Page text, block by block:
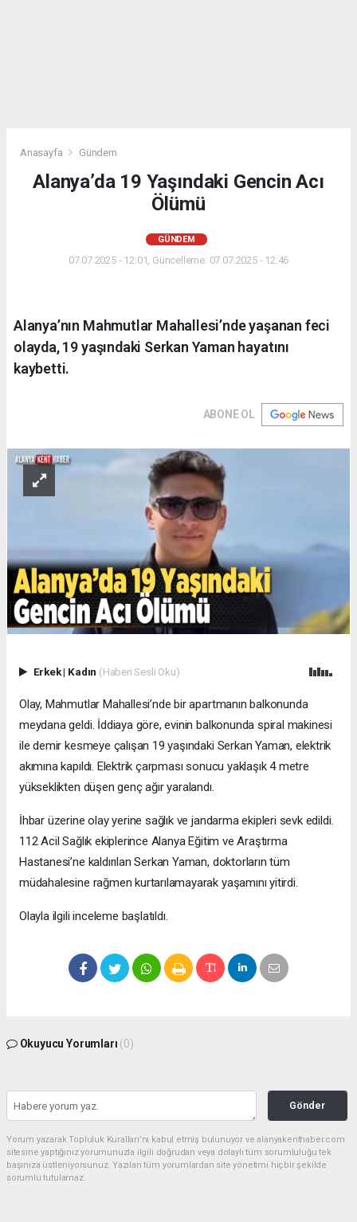
Anasayfa Gündem
Alanya’da 19 Yaşındaki Gencin Acı
Ölümü
GÜNDEM
07.07.2025 - 12:01, Güncelleme: 07.07.2025 - 12:46
Alanya’nın Mahmutlar Mahallesi’nde yaşanan feci
olayda, 19 yaşındaki Serkan Yaman hayatını
kaybetti.
ABONE OL
Erkek| Kadın (Haberi Sesli Oku)
Olay, Mahmutlar Mahallesi’nde bir apartmanın balkonunda
meydana geldi. İddiaya göre, evinin balkonunda spiral makinesi
ile demir kesmeye çalışan 19 yaşındaki Serkan Yaman, elektrik
akımına kapıldı. Elektrik çarpması sonucu yaklaşık 4 metre
yükseklikten düşen genç ağır yaralandı.
İhbar üzerine olay yerine sağlık ve jandarma ekipleri sevk edildi.
112 Acil Sağlık ekiplerince Alanya Eğitim ve Araştırma
Hastanesi’ne kaldırılan Serkan Yaman, doktorların tüm
müdahalesine rağmen kurtarılamayarak yaşamını yitirdi.
Olayla ilgili inceleme başlatıldı.
Okuyucu Yorumları (0)
Gönder
Yorum yazarak Topluluk Kuralları’nı kabul etmiş bulunuyor ve alanyakenthaber.com
sitesine yaptığınız yorumunuzla ilgili doğrudan veya dolaylı tüm sorumluluğu tek
başınıza üstleniyorsunuz. Yazılan tüm yorumlardan site yönetimi hiçbir şekilde
sorumlu tutulamaz.